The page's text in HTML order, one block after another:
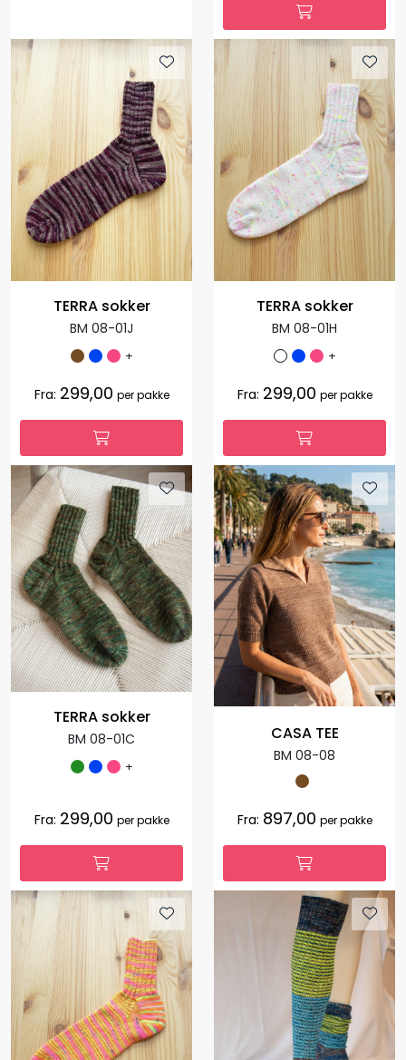
TERRA sokker
BM 08-01J
+
Fra: 299,00 per pakke
TERRA sokker
BM 08-01H
+
Fra: 299,00 per pakke
TERRA sokker
BM 08-01C
+
Fra: 299,00 per pakke
CASA TEE
BM 08-08
Fra: 897,00 per pakke